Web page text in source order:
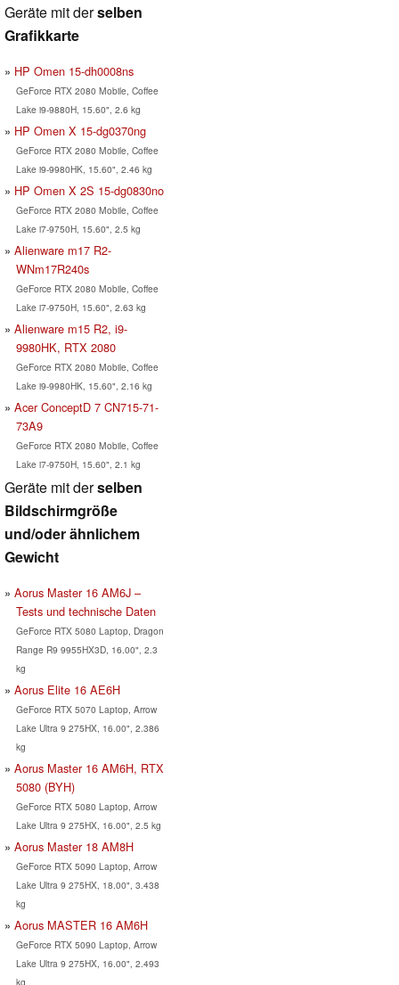
Geräte mit derselben
Grafikkarte
HP Omen 15-dh0008ns
GeForce RTX 2080 Mobile, Coffee
Lake i9-9880H, 15.60", 2.6 kg
HP Omen X 15-dg0370ng
GeForce RTX 2080 Mobile, Coffee
Lake i9-9980HK, 15.60", 2.46 kg
HP Omen X 2S 15-dg0830no
GeForce RTX 2080 Mobile, Coffee
Lake i7-9750H, 15.60", 2.5 kg
Alienware m17 R2-
WNm17R240s
GeForce RTX 2080 Mobile, Coffee
Lake i7-9750H, 15.60", 2.63 kg
Alienware m15 R2, i9-
9980HK, RTX 2080
GeForce RTX 2080 Mobile, Coffee
Lake i9-9980HK, 15.60", 2.16 kg
Acer ConceptD 7 CN715-71-
73A9
GeForce RTX 2080 Mobile, Coffee
Lake i7-9750H, 15.60", 2.1 kg
Geräte mit derselben
Bildschirmgröße
und/oder ähnlichem
Gewicht
Aorus Master 16 AM6J –
Tests und technische Daten
GeForce RTX 5080 Laptop, Dragon
Range R9 9955HX3D, 16.00", 2.3
kg
Aorus Elite 16 AE6H
GeForce RTX 5070 Laptop, Arrow
Lake Ultra 9 275HX, 16.00", 2.386
kg
Aorus Master 16 AM6H, RTX
5080 (BYH)
GeForce RTX 5080 Laptop, Arrow
Lake Ultra 9 275HX, 16.00", 2.5 kg
Aorus Master 18 AM8H
GeForce RTX 5090 Laptop, Arrow
Lake Ultra 9 275HX, 18.00", 3.438
kg
Aorus MASTER 16 AM6H
GeForce RTX 5090 Laptop, Arrow
Lake Ultra 9 275HX, 16.00", 2.493
kg